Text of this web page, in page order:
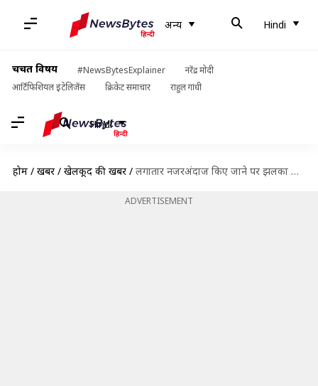
अन्य Hindi
चर्चित विषय #NewsBytesExplainer
नरेंद्र मोदी
आर्टिफिशियल इंटेलिजेंस
क्रिकेट समाचार राहुल गांधी
Hindi
होम / खबरें / खेलकूद की खबरें / लगातार नजरअंदाज किए जाने पर झलका शेल्डन जैक्सन का दर्द, कही ये बड़ी बात
ADVERTISEMENT